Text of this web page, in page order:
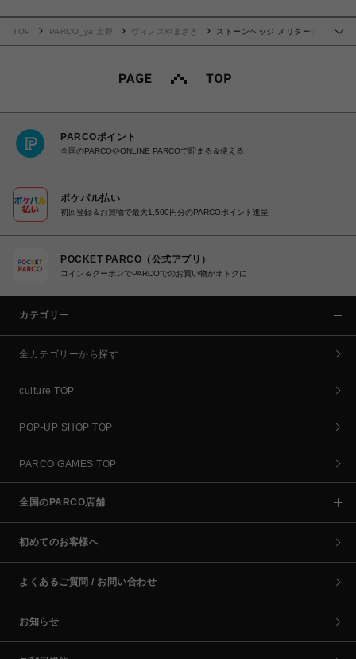
…
TOP PARCO_ya 上野 ヴィノスやまざき
ストーンヘッジ メリタージ
PARCOポイント
全国のPARCOやONLINE PARCOで貯まる＆使える
ポケパル払い
初回登録＆お買物で最大1,500円分のPARCOポイント進呈
POCKET PARCO（公式アプリ）
コイン＆クーポンでPARCOでのお買い物がオトクに
カテゴリー
全カテゴリーから探す
culture TOP
POP-UP SHOP TOP
PARCO GAMES TOP
全国のPARCO店舗
初めてのお客様へ
よくあるご質問 / お問い合わせ
お知らせ